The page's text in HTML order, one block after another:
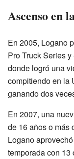
Ascenso en
En 2005, Logano
Pro Truck Series
donde logró una
compitiendo en la
ganando dos
En 2007, una
de 16 años o más
Logano
temporada con 13